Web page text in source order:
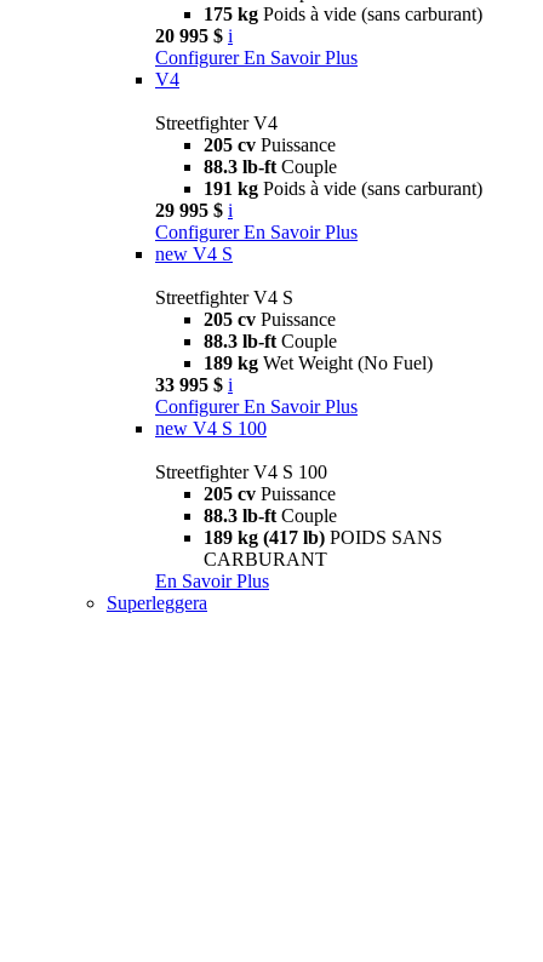
175 kg Poids à vide (sans carburant)
20 995 $ i
Configurer En Savoir Plus
V4
Streetfighter V4
205 cv Puissance
88.3 lb-ft Couple
191 kg Poids à vide (sans carburant)
29 995 $ i
Configurer En Savoir Plus
new V4 S
Streetfighter V4 S
205 cv Puissance
88.3 lb-ft Couple
189 kg Wet Weight (No Fuel)
33 995 $ i
Configurer En Savoir Plus
new V4 S 100
Streetfighter V4 S 100
205 cv Puissance
88.3 lb-ft Couple
189 kg (417 lb) POIDS SANS
CARBURANT
En Savoir Plus
Superleggera